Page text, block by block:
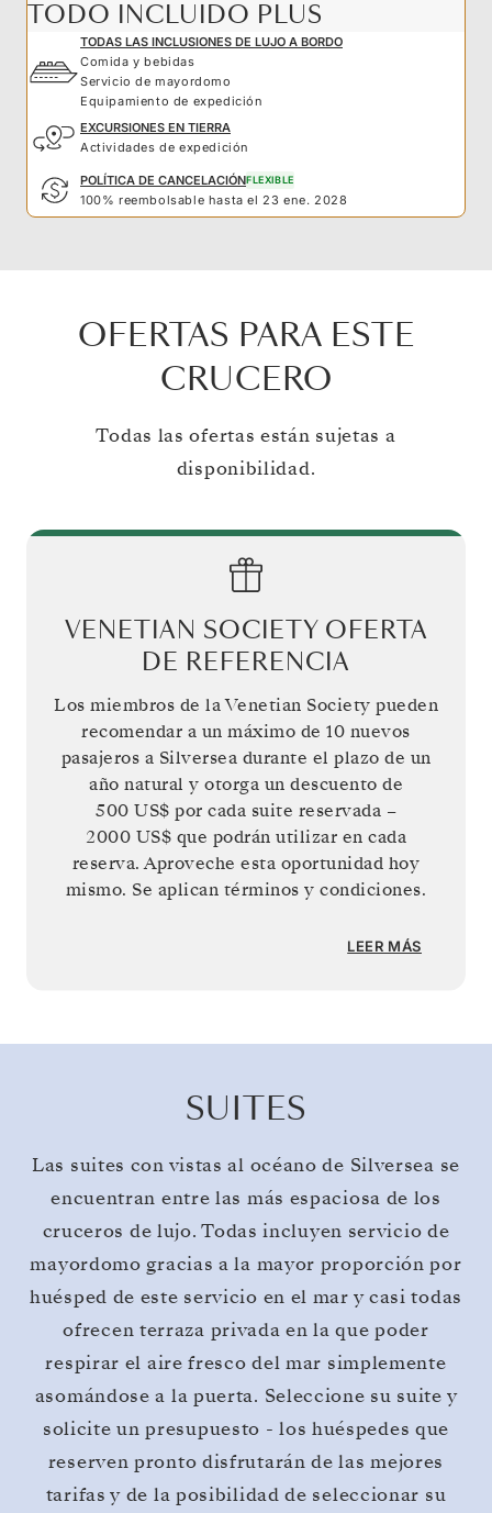
TODO INCLUIDO PLUS
TODAS LAS INCLUSIONES DE LUJO A BORDO
Comida y bebidas
Servicio de mayordomo
Equipamiento de expedición
EXCURSIONES EN TIERRA
Actividades de expedición
POLÍTICA DE CANCELACIÓNFLEXIBLE
100% reembolsable hasta el 23 ene. 2028
OFERTAS PARA ESTE
CRUCERO
Todas las ofertas están sujetas a
disponibilidad.
VENETIAN SOCIETY OFERTA
DE REFERENCIA
Los miembros de la Venetian Society pueden
recomendar a un máximo de 10 nuevos
pasajeros a Silversea durante el plazo de un
año natural y otorga un descuento de
500 US$ por cada suite reservada –
2000 US$ que podrán utilizar en cada
reserva. Aproveche esta oportunidad hoy
mismo. Se aplican términos y condiciones.
LEER MÁS
SUITES
Las suites con vistas al océano de Silversea se
encuentran entre las más espaciosa de los
cruceros de lujo. Todas incluyen servicio de
mayordomo gracias a la mayor proporción por
huésped de este servicio en el mar y casi todas
ofrecen terraza privada en la que poder
respirar el aire fresco del mar simplemente
asomándose a la puerta. Seleccione su suite y
solicite un presupuesto - los huéspedes que
reserven pronto disfrutarán de las mejores
tarifas y de la posibilidad de seleccionar su